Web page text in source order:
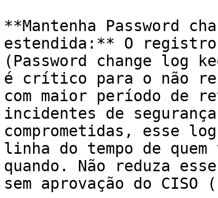
**Mantenha Password
estendida:** O registro
(Password change log
é crítico para o não
com maior período de
incidentes de
comprometidas, esse
linha do tempo de
quando. Não reduza
sem aprovação do